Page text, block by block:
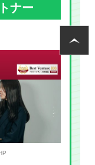
ナー